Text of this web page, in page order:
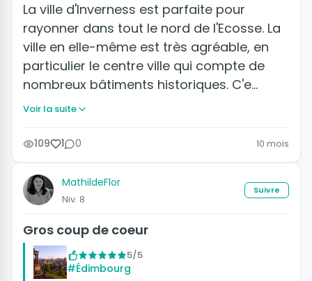
La ville d'Inverness est parfaite pour
rayonner dans tout le nord de l'Ecosse. La
ville en elle-même est très agréable, en
particulier le centre ville qui compte de
nombreux bâtiments historiques. C'e…
Voir la suite
109 1 0 10 mois
MathildeFlor
Niv. 8
Suivre
Gros coup de coeur
5/5
#Édimbourg